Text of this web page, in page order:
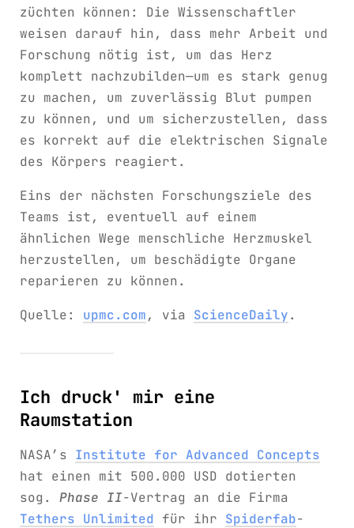
züchten können: Die Wissenschaftler
weisen darauf hin, dass mehr Arbeit und
Forschung nötig ist, um das Herz
komplett nachzubilden—um es stark genug
zu machen, um zuverlässig Blut pumpen
zu können, und um sicherzustellen, dass
es korrekt auf die elektrischen Signale
des Körpers reagiert.
Eins der nächsten Forschungsziele des
Teams ist, eventuell auf einem
ähnlichen Wege menschliche Herzmuskel
herzustellen, um beschädigte Organe
reparieren zu können.
Quelle: upmc.com, via ScienceDaily.
Ich druck' mir eine
Raumstation
NASA’s Institute for Advanced Concepts
hat einen mit 500.000 USD dotierten
sog. Phase II-Vertrag an die Firma
Tethers Unlimited für ihr Spiderfab-